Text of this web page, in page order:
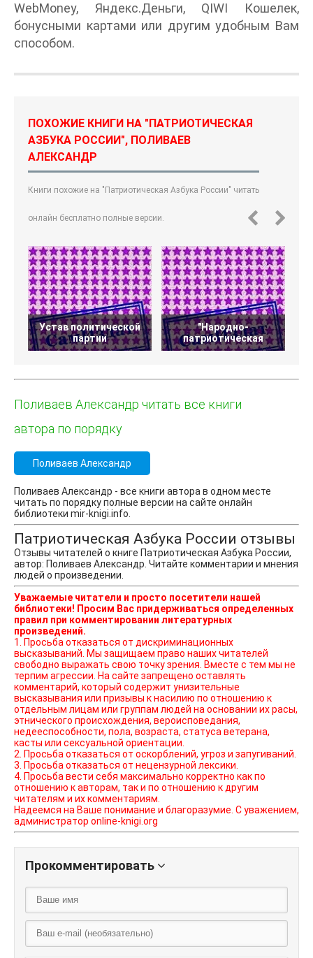
WebMoney, Яндекс.Деньги, QIWI Кошелек,
бонусными картами или другим удобным Вам
способом.
ПОХОЖИЕ КНИГИ НА "ПАТРИОТИЧЕСКАЯ
АЗБУКА РОССИИ", ПОЛИВАЕВ
АЛЕКСАНДР
Книги похожие на "Патриотическая Азбука России" читать
онлайн бесплатно полные версии.
Устав политической
партии
"Народно-
патриотическая
Поливаев Александр читать все книги
автора по порядку
Поливаев Александр
Поливаев Александр - все книги автора в одном месте
читать по порядку полные версии на сайте онлайн
библиотеки mir-knigi.info.
Патриотическая Азбука России отзывы
Отзывы читателей о книге Патриотическая Азбука России,
автор: Поливаев Александр. Читайте комментарии и мнения
людей о произведении.
Уважаемые читатели и просто посетители нашей
библиотеки! Просим Вас придерживаться определенных
правил при комментировании литературных
произведений.
1. Просьба отказаться от дискриминационных
высказываний. Мы защищаем право наших читателей
свободно выражать свою точку зрения. Вместе с тем мы не
терпим агрессии. На сайте запрещено оставлять
комментарий, который содержит унизительные
высказывания или призывы к насилию по отношению к
отдельным лицам или группам людей на основании их расы,
этнического происхождения, вероисповедания,
недееспособности, пола, возраста, статуса ветерана,
касты или сексуальной ориентации.
2. Просьба отказаться от оскорблений, угроз и запугиваний.
3. Просьба отказаться от нецензурной лексики.
4. Просьба вести себя максимально корректно как по
отношению к авторам, так и по отношению к другим
читателям и их комментариям.
Надеемся на Ваше понимание и благоразумие. С уважением,
администратор online-knigi.org
Прокомментировать